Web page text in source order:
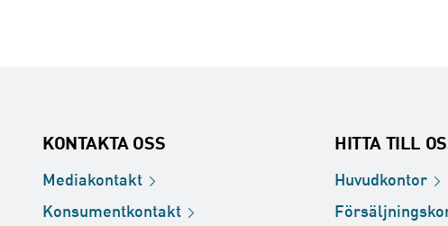
KONTAKTA OSS
Mediakontakt
Konsumentkontakt
HITTA TILL
Huvudkontor